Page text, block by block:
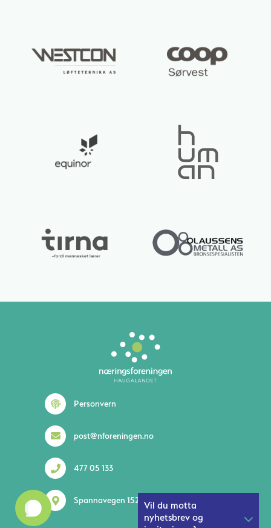
Vil du motta
nyhetsbrev og
Personvern
post@nforeningen.no
477 05 133
Spannavegen 152 5535 Haugesund
1